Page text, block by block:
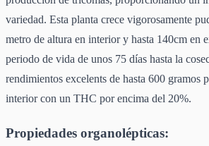
variedad. Esta planta crece vigorosamente
metro de altura en interior y hasta 140cm en
periodo de vida de unos 75 días hasta la
rendimientos excelents de hasta 600 gramos
interior con un THC por encima del 20%.
Propiedades organolépticas: